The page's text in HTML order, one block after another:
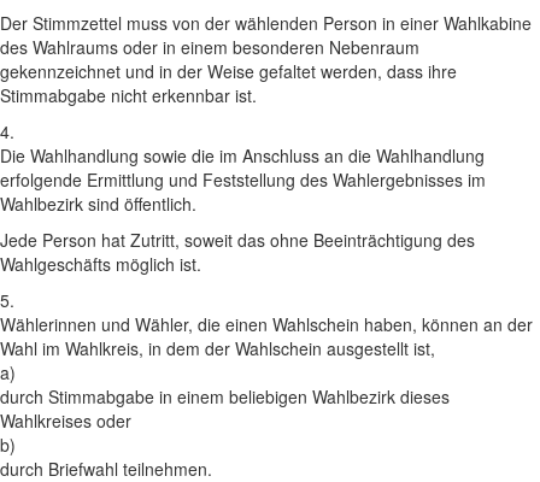
Der Stimmzettel muss von der wählenden Person in einer Wahlkabine
des Wahlraums oder in einem besonderen Nebenraum
gekennzeichnet und in der Weise gefaltet werden, dass ihre
Stimmabgabe nicht erkennbar ist.
4.
Die Wahlhandlung sowie die im Anschluss an die Wahlhandlung
erfolgende Ermittlung und Feststellung des Wahlergebnisses im
Wahlbezirk sind öffentlich.
Jede Person hat Zutritt, soweit das ohne Beeinträchtigung des
Wahlgeschäfts möglich ist.
5.
Wählerinnen und Wähler, die einen Wahlschein haben, können an der
Wahl im Wahlkreis, in dem der Wahlschein ausgestellt ist,
a)
durch Stimmabgabe in einem beliebigen Wahlbezirk dieses
Wahlkreises oder
b)
durch Briefwahl teilnehmen.